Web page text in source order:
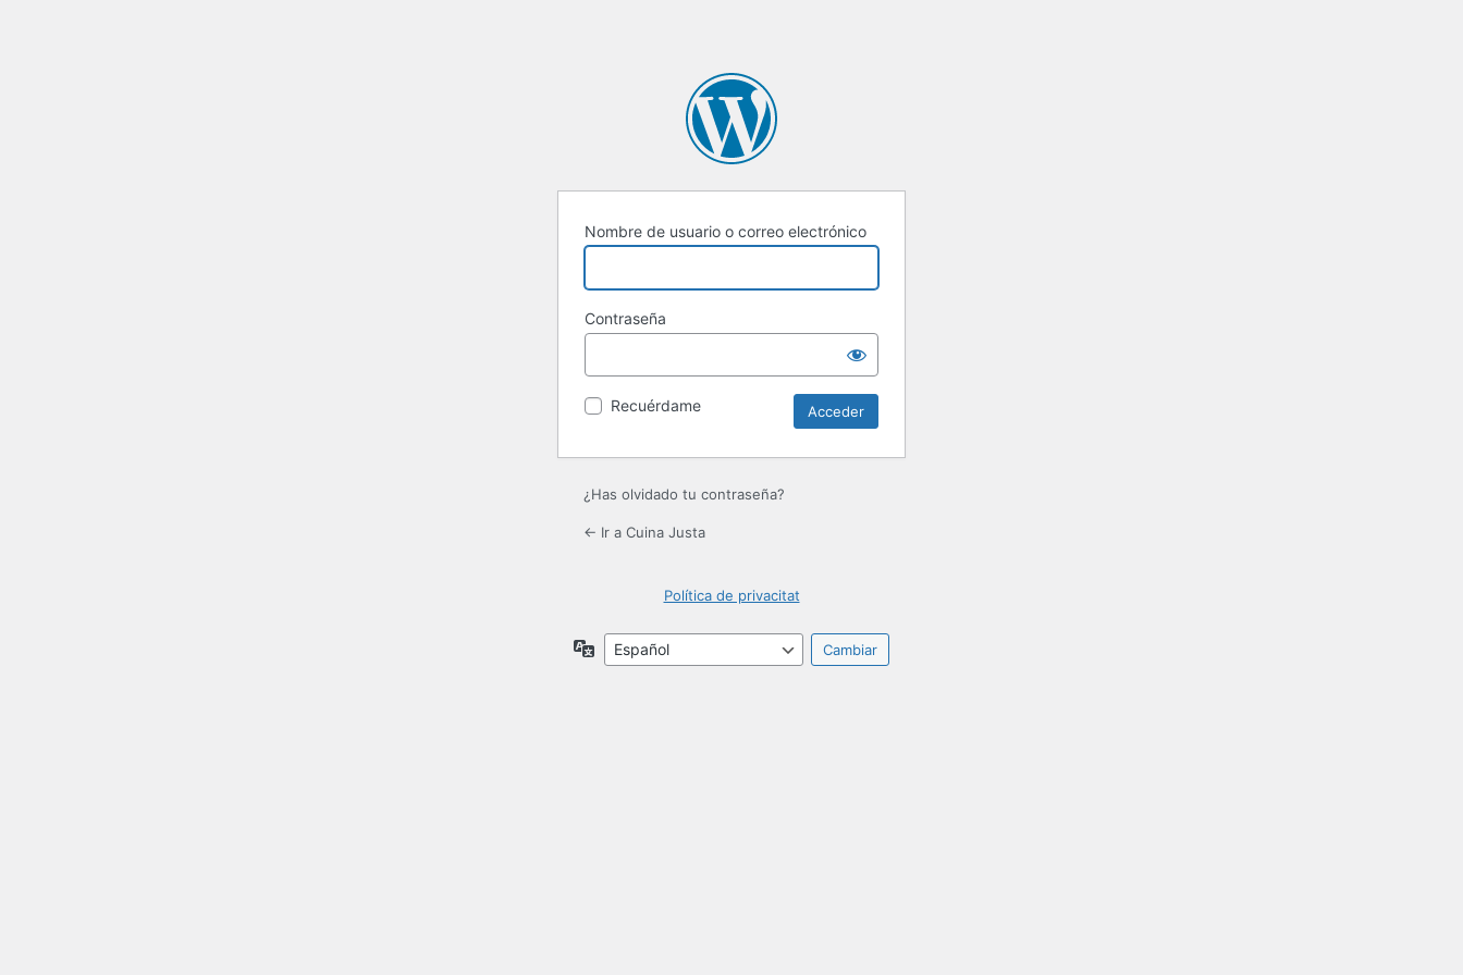
Nombre de usuario o correo electrónico
Contraseña
Recuérdame
¿Has olvidado tu contraseña?
← Ir a Cuina Justa
Política de privacitat
Idioma